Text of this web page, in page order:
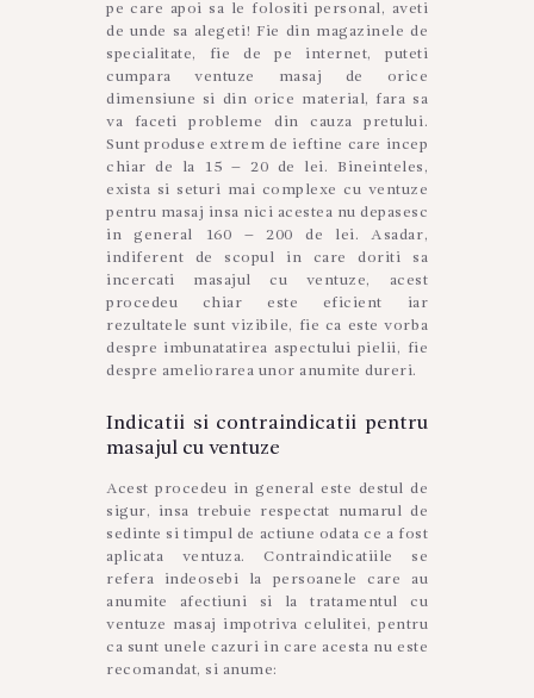
pe care apoi sa le folositi personal, aveti
de unde sa alegeti! Fie din magazinele de
specialitate, fie de pe internet, puteti
cumpara ventuze masaj de orice
dimensiune si din orice material, fara sa
va faceti probleme din cauza pretului.
Sunt produse extrem de ieftine care incep
chiar de la 15 – 20 de lei. Bineinteles,
exista si seturi mai complexe cu ventuze
pentru masaj insa nici acestea nu depasesc
in general 160 – 200 de lei. Asadar,
indiferent de scopul in care doriti sa
incercati masajul cu ventuze, acest
procedeu chiar este eficient iar
rezultatele sunt vizibile, fie ca este vorba
despre imbunatatirea aspectului pielii, fie
despre ameliorarea unor anumite dureri.
Indicatii si contraindicatii pentru
masajul cu ventuze
Acest procedeu in general este destul de
sigur, insa trebuie respectat numarul de
sedinte si timpul de actiune odata ce a fost
aplicata ventuza. Contraindicatiile se
refera indeosebi la persoanele care au
anumite afectiuni si la tratamentul cu
ventuze masaj impotriva celulitei, pentru
ca sunt unele cazuri in care acesta nu este
recomandat, si anume: